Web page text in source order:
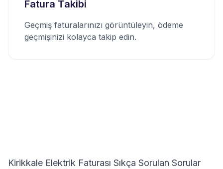
Fatura Takibi
Geçmiş faturalarınızı görüntüleyin, ödeme
geçmişinizi kolayca takip edin.
Kirikkale Elektrik Faturası Sıkça Sorulan Sorular